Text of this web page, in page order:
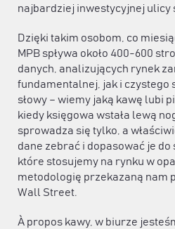
najbardziej inwestycyjnej ulicy
Dzięki takim osobom, co
MPB spływa około 400-600
danych, analizujących rynek
fundamentalnej, jak i czystego
słowy – wiemy jaką kawę lubi
kiedy księgowa wstała lewą
sprowadza się tylko, a
dane zebrać i dopasować je
które stosujemy na rynku w
metodologię przekazaną nam
Wall Street.
À propos kawy, w biurze